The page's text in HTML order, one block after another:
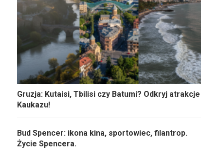
Gruzja: Kutaisi, Tbilisi czy Batumi? Odkryj atrakcje
Kaukazu!
Bud Spencer: ikona kina, sportowiec, filantrop.
Życie Spencera.